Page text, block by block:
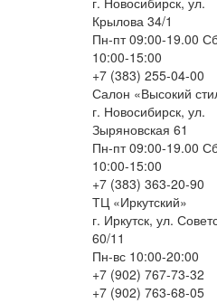
Крылова 34/1
Пн-пт 09:00-19.00
10:00-15:00
+7 (383) 255-04-00
Салон «Высокий
г. Новосибирск, ул.
Зыряновская 61
Пн-пт 09:00-19.00
10:00-15:00
+7 (383) 363-20-90
ТЦ «Иркутский»
г. Иркутск, ул.
60/11
Пн-вс 10:00-20:00
+7 (902) 767-73-32
+7 (902) 763-68-05